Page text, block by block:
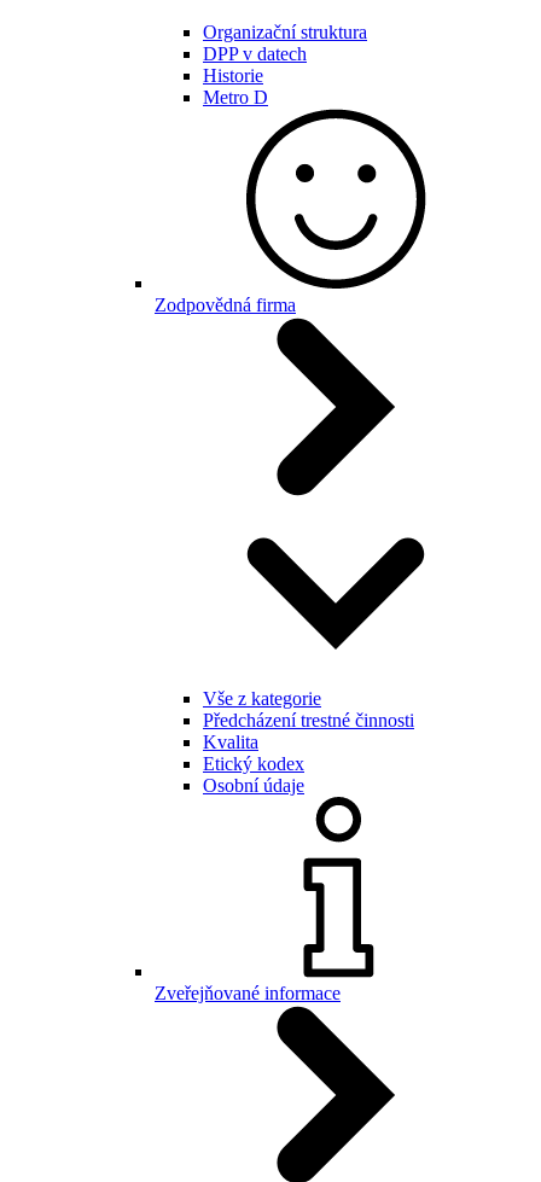
Organizační struktura
DPP v datech
Historie
Metro D
Zodpovědná firma
Vše z kategorie
Předcházení trestné činnosti
Kvalita
Etický kodex
Osobní údaje
Zveřejňované informace